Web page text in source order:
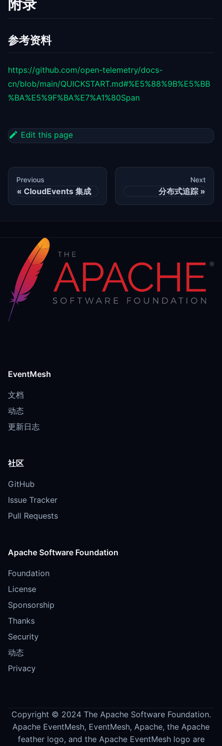
附录
参考资料
https://github.com/open-telemetry/docs-
cn/blob/main/QUICKSTART.md#%E5%88%9B%E5%BB
%BA%E5%9F%BA%E7%A1%80Span
Edit this page
Previous
CloudEvents 集成
Next
分布式追踪
EventMesh
文档
动态
更新日志
社区
GitHub
Issue Tracker
Pull Requests
Apache Software Foundation
Foundation
License
Sponsorship
Thanks
Security
动态
Privacy
Copyright © 2024 The Apache Software Foundation.
Apache EventMesh, EventMesh, Apache, the Apache
feather logo, and the Apache EventMesh logo are